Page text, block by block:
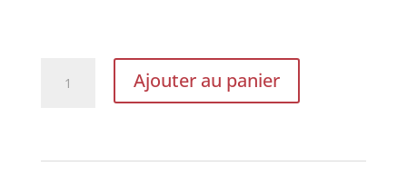
nous
Ajouter au panier